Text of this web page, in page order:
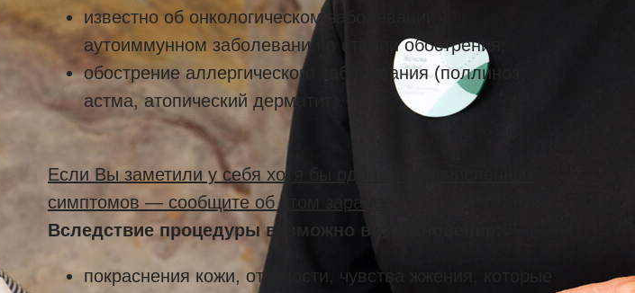
известно об онкологическом заболевании,
аутоиммунном заболевании в стадии обострения;
обострение аллергического заболевания (поллиноз,
астма, атопический дерматит).
Если Вы заметили у себя хотя бы один из перечисленных
симптомов — сообщите об этом заранее.
Вследствие процедуры возможно возникновение:
покраснения кожи, отечности, чувства жжения, которые